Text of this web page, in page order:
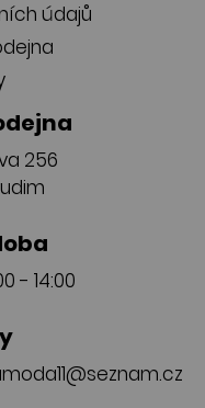
údajů
256
- 14:00